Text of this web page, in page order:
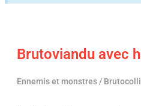
Brutoviandu avec
Ennemis et monstres /